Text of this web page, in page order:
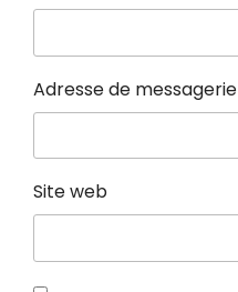
Adresse de messagerie
Site web